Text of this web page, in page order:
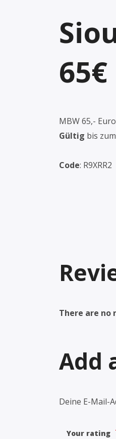
MBW 65,- Euro
Gültig bis
Code: R9XRR2
There are no
Add
Deine E-Mail-
Your rating